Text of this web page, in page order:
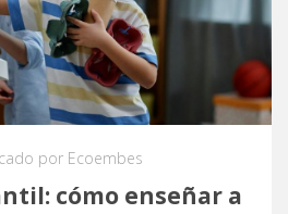
por Ecoembes
cómo enseñar a